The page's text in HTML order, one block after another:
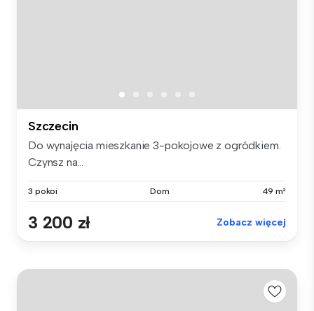
Szczecin
Do wynajęcia mieszkanie 3-pokojowe z ogródkiem.
Czynsz na...
3 pokoi Dom 49 m²
3 200 zł Zobacz więcej